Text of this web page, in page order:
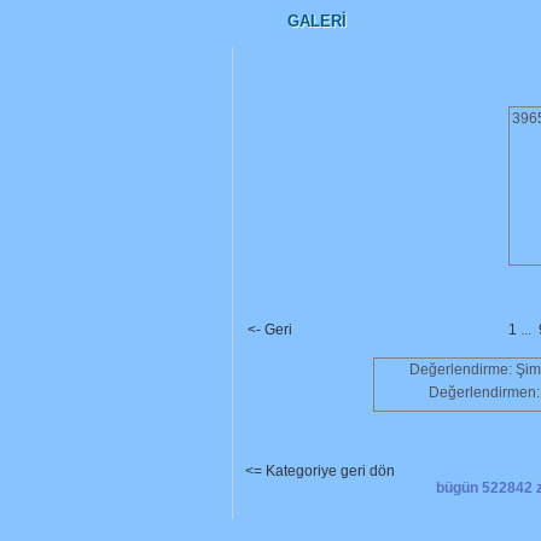
GALERI
<- Geri 1 ...
Değerlendirme:
Değerlendirmen:
<= Kategoriye geri dön
bügün 522842